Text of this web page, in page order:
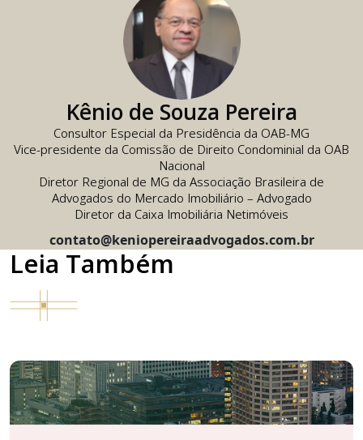
Kênio de Souza Pereira
Consultor Especial da Presidência da OAB-MG
Vice-presidente da Comissão de Direito Condominial da OAB
Nacional
Diretor Regional de MG da Associação Brasileira de
Advogados do Mercado Imobiliário – Advogado
Diretor da Caixa Imobiliária Netimóveis
contato@keniopereiraadvogados.com.br
Leia Também